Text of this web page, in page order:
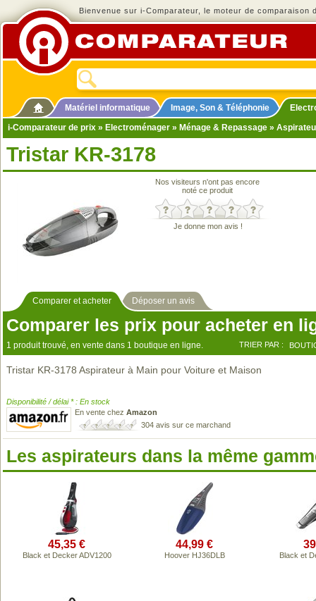
Bienvenue sur i-Comparateur, le moteur de comparaison
Matériel informatique Image, Son & Téléphonie
i-Comparateur de prix » Electroménager » Ménage & Repassage »
Tristar KR-3178
Nos visiteurs n'ont pas encore
noté ce produit
Je donne mon avis !
Comparer et acheter Déposer un avis
Comparer les prix pour acheter en
1 produit trouvé, en vente dans 1 boutique en ligne. TRIER PAR :
Tristar KR-3178 Aspirateur à Main pour Voiture et Maison
Disponibilité / délai * : En stock
En vente chez Amazon
304 avis sur ce marchand
Les aspirateurs dans la même
45,35 €
Black et Decker ADV1200
44,99 €
Hoover HJ36DLB Black et